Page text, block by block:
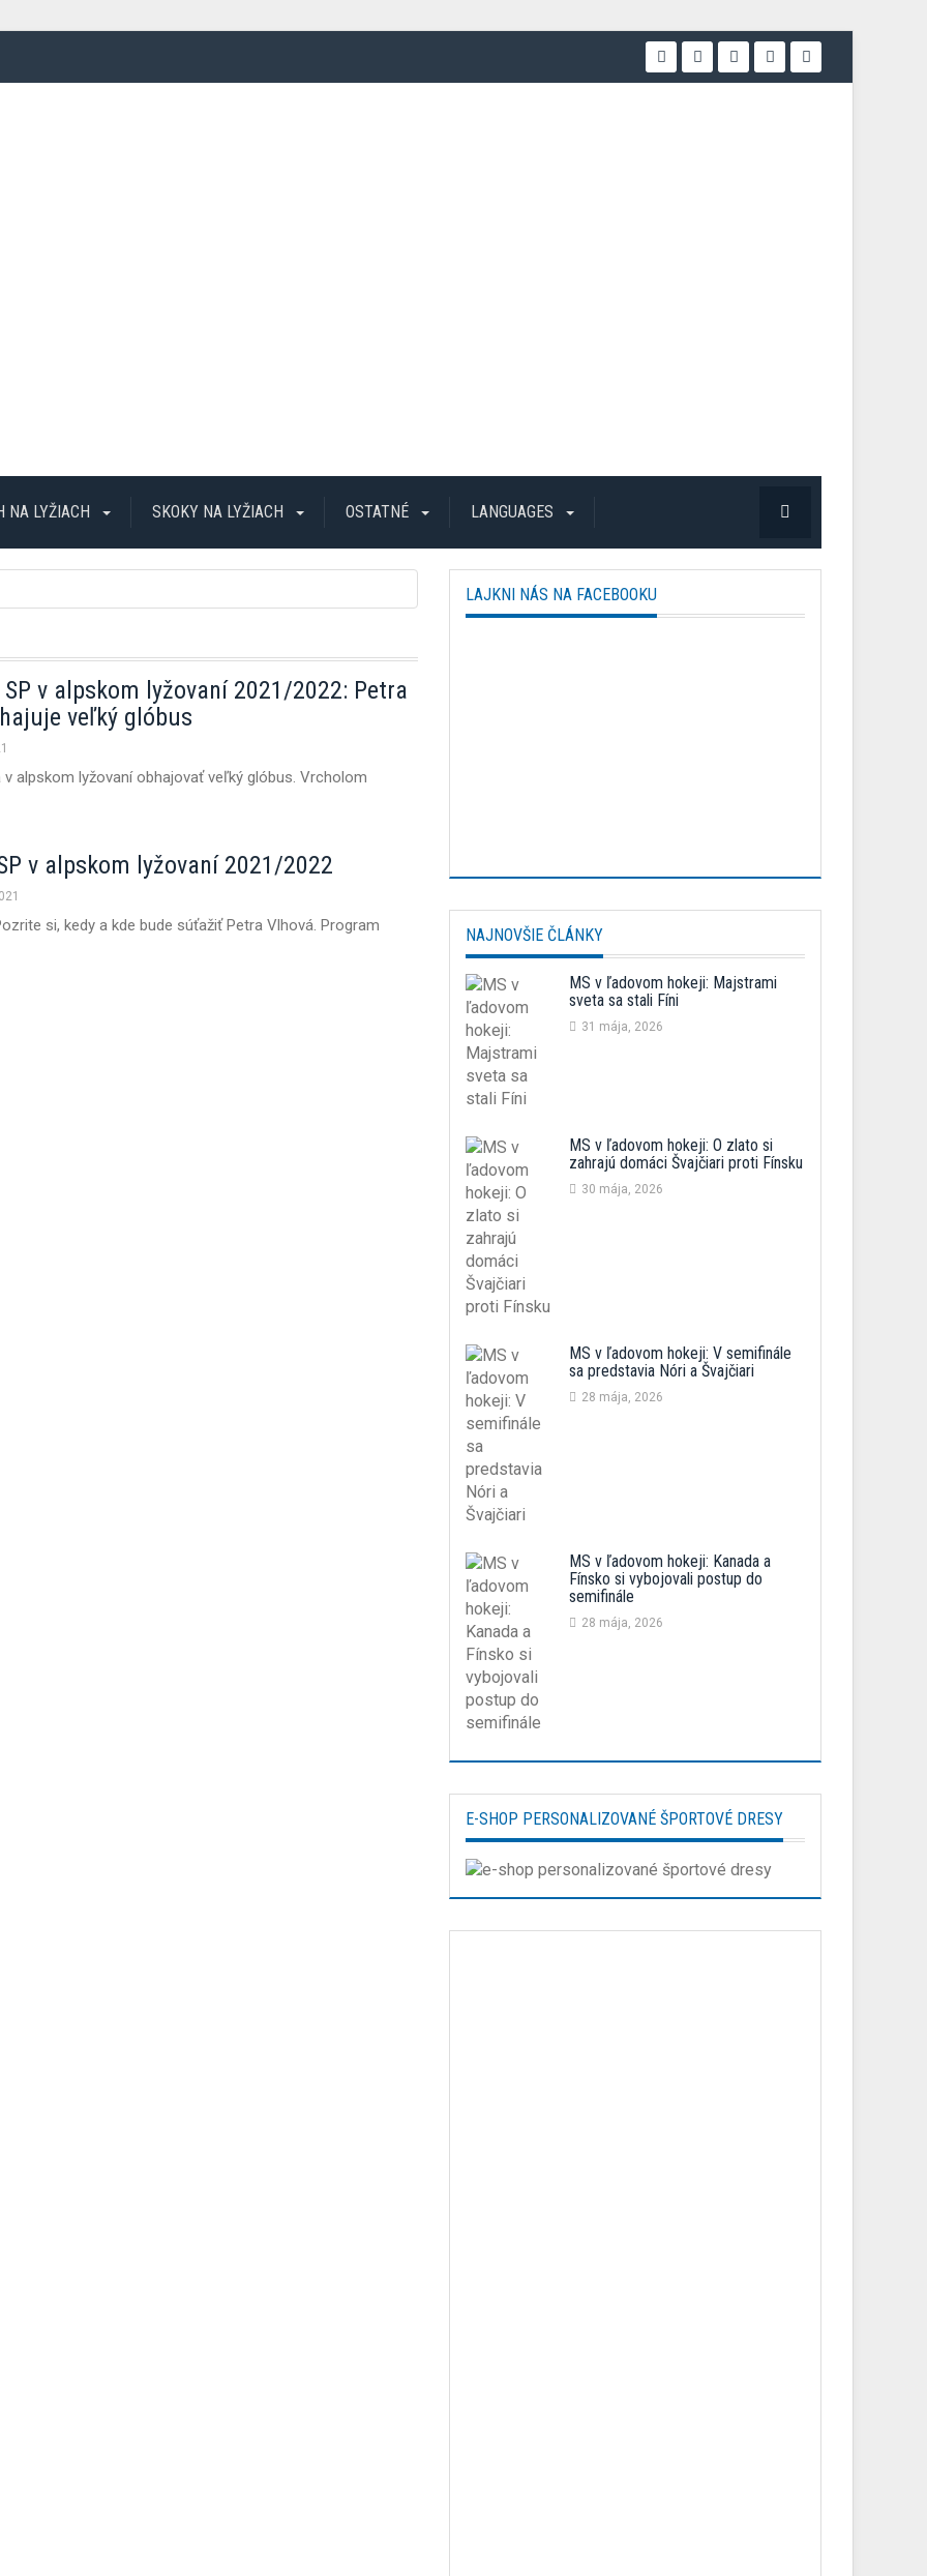
NA LYŽIACH SKOKY NA LYŽIACH OSTATNÉ LANGUAGES
v alpskom lyžovaní 2021/2022: Petra
veľký glóbus
alpskom lyžovaní obhajovať veľký glóbus. Vrcholom
v alpskom lyžovaní 2021/2022
si, kedy a kde bude súťažiť Petra Vlhová. Program
LAJKNI NÁS NA FACEBOOKU
NAJNOVŠIE ČLÁNKY
MS v ľadovom hokeji: Majstrami
sveta sa stali Fíni
31 mája, 2026
MS v ľadovom hokeji: O zlato si
zahrajú domáci Švajčiari proti Fínsku
30 mája, 2026
MS v ľadovom hokeji: V semifinále
sa predstavia Nóri a Švajčiari
28 mája, 2026
MS v ľadovom hokeji: Kanada a
Fínsko si vybojovali postup do
semifinále
28 mája, 2026
E-SHOP PERSONALIZOVANÉ ŠPORTOVÉ DRESY